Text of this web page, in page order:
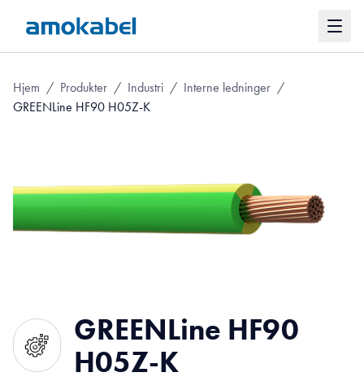
Hjem / Produkter / Industri / Interne ledninger /
GREENLine HF90 H05Z-K
GREENLine HF90
H05Z-K